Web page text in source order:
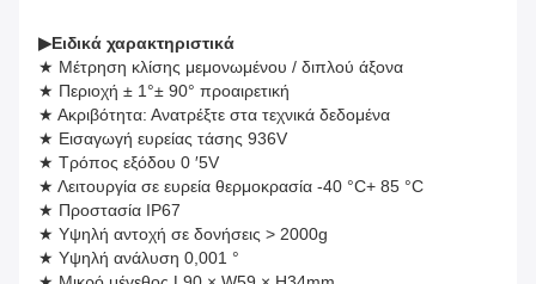
▶Ειδικά χαρακτηριστικά
★ Μέτρηση κλίσης μεμονωμένου / διπλού άξονα
★ Περιοχή ± 1°± 90° προαιρετική
★ Ακριβότητα: Ανατρέξτε στα τεχνικά δεδομένα
★ Εισαγωγή ευρείας τάσης 936V
★ Τρόπος εξόδου 0 ′5V
★ Λειτουργία σε ευρεία θερμοκρασία -40 °C+ 85 °C
★ Προστασία IP67
★ Υψηλή αντοχή σε δονήσεις > 2000g
★ Υψηλή ανάλυση 0,001 °